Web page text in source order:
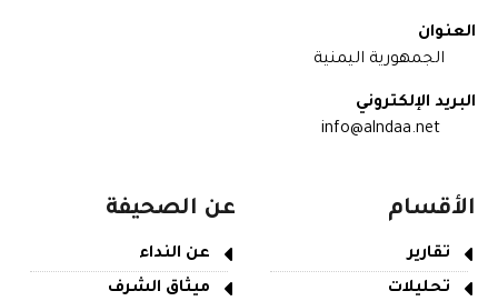
العنوان
الجمهورية اليمنية
البريد الإلكتروني
info@alndaa.net
الأقسام
تقارير
تحليلات
عن الصحيفة
عن النداء
ميثاق الشرف